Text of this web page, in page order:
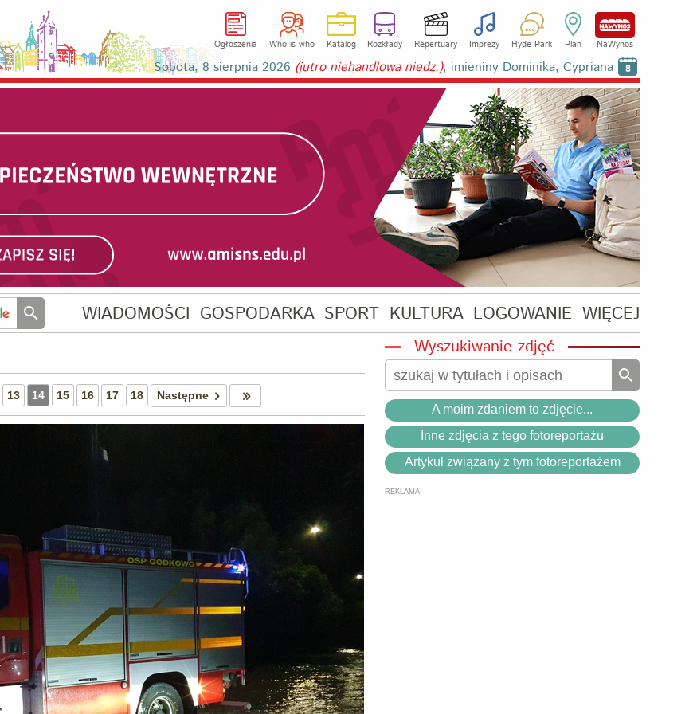
Ogłoszenia Who is who Katalog Rozkłady Repertuary Imprezy Hyde Park Plan NaWynos
Sobota, 8 sierpnia 2026 (jutro niehandlowa niedz.), imieniny Dominika, Cypriana 8
WIADOMOŚCI GOSPODARKA SPORT KULTURA LOGOWANIE WIĘCEJ
13 14 15 16 17 18 Następne
Wyszukiwanie zdjęć
A moim zdaniem to zdjęcie...
Inne zdjęcia z tego fotoreportażu
Artykuł związany z tym fotoreportażem